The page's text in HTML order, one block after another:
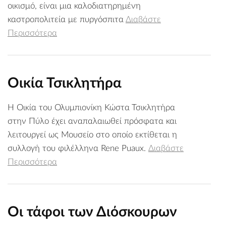
οικισμό, είναι μια καλοδιατηρημένη
καστροπολιτεία με πυργόσπιτα Διαβάστε
Περισσότερα
Οικία Τσικλητήρα
Η Οικία του Ολυμπιονίκη Κώστα Τσικλητήρα
στην Πύλο έχει αναπαλαιωθεί πρόσφατα και
λειτουργεί ως Μουσείο στο οποίο εκτίθεται η
συλλογή του φιλέλληνα Rene Puaux. Διαβάστε
Περισσότερα
Οι τάφοι των Διόσκουρων